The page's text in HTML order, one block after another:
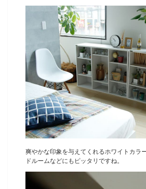
爽やかな印象を与えてくれるホワイトカラ
ドルームなどにもピッタリですね。